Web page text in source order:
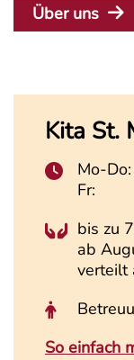
Über uns
Kita St.
Mo-Do:
Fr:
bis zu
ab
verteilt
So einfach